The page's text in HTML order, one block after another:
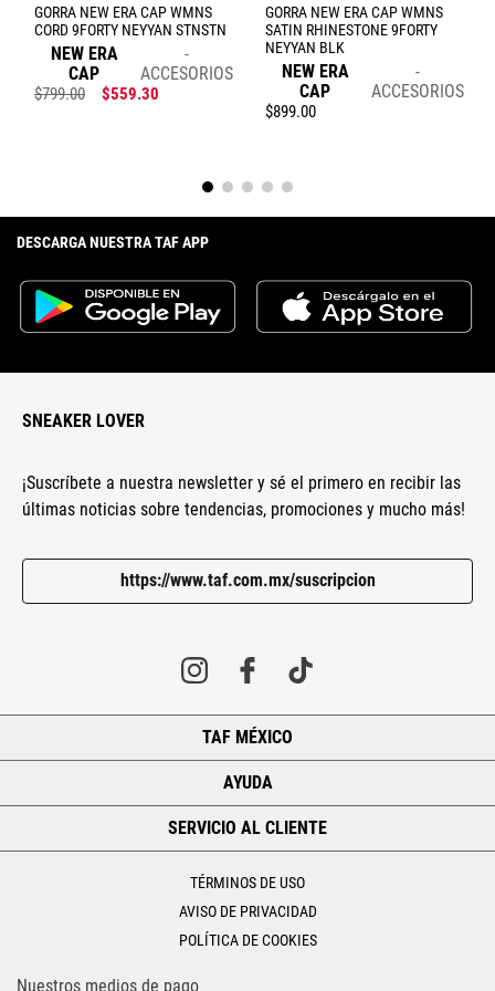
Enviar comentario
GORRA NEW ERA CAP WMNS
CORD 9FORTY NEYYAN STNSTN
NEW ERA
CAP
ACCESORIOS
$799.00 $559.30
GORRA NEW ERA CAP WMNS
SATIN RHINESTONE 9FORTY
NEYYAN BLK
NEW ERA
CAP
ACCESORIOS
$899.00
DESCARGA NUESTRA TAF APP
SNEAKER LOVER
¡Suscríbete a nuestra newsletter y sé el primero en recibir las
últimas noticias sobre tendencias, promociones y mucho más!
https://www.taf.com.mx/suscripcion
TAF MÉXICO
AYUDA
SERVICIO AL CLIENTE
TÉRMINOS DE USO
AVISO DE PRIVACIDAD
POLÍTICA DE COOKIES
Nuestros medios de pago